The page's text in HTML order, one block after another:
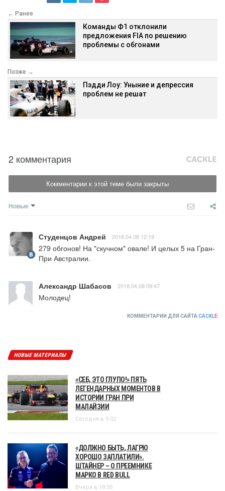
← Ранее
Команды Ф1 отклонили
предложения FIA по решению
проблемы с обгонами
Позже →
Пэдди Лоу: Уныние и депрессия
проблем не решат
2 комментария
Комментарии к этой теме были закрыты
Новые
Студенцов Андрей 2018.04.08 12:19
279 обгонов! На "скучном" овале! И целых 5 на Гран-
При Австралии.
Александр Шабасов 2018.04.08 09:47
Молодец!
КОММЕНТАРИИ ДЛЯ САЙТА CACKLE
НОВЫЕ МАТЕРИАЛЫ
«СЕБ, ЭТО ГЛУПО!» ПЯТЬ
ЛЕГЕНДАРНЫХ МОМЕНТОВ В
ИСТОРИИ ГРАН ПРИ
МАЛАЙЗИИ
Сегодня в 9:02
«ДОЛЖНО БЫТЬ, ЛАГРЮ
ХОРОШО ЗАПЛАТИЛИ».
ШТАЙНЕР – О ПРЕЕМНИКЕ
МАРКО В RED BULL
Вчера в 18:55